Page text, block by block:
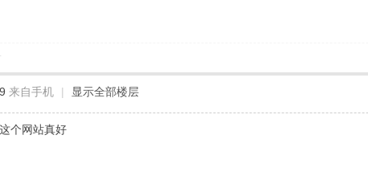
来自手机 | 显示全部楼层
个网站真好